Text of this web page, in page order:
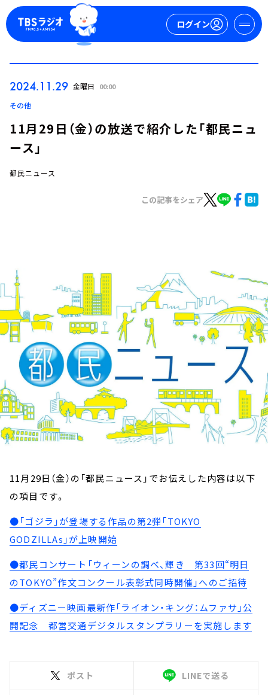
ログイン
イベント・グッズ
YouTube
会社情報
2024.11.29 金曜日 00:00
その他
11月29日（金）の放送で紹介した「都民ニュ
ース」
都民ニュース
この記事をシェア
11月29日（金）の「都民ニュース」でお伝えした内容は以下
の項目です。
●「ゴジラ」が登場する作品の第2弾「TOKYO
GODZILLAs」が上映開始
●都民コンサート「ウィーンの調べ、輝き 第33回“明日
のTOKYO”作文コンクール表彰式同時開催」へのご招待
●ディズニー映画最新作「ライオン・キング：ムファサ」公
開記念 都営交通デジタルスタンプラリーを実施します
ポスト LINEで送る